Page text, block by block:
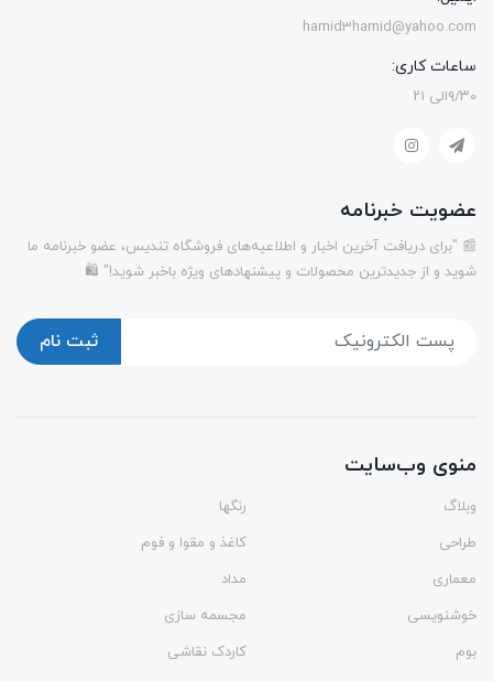
hamid3hamid@yahoo.com
ساعات کاری:
۹/۳۰الی ۲۱
عضویت خبرنامه
📰 "برای دریافت آخرین اخبار و اطلاعیه‌های فروشگاه تندیس، عضو خبرنامه ما
شوید و از جدیدترین محصولات و پیشنهادهای ویژه باخبر شوید!" 🛍️
ثبت نام
منوی وب‌سایت
وبلاگ
رنگها
طراحی
کاغذ و مقوا و فوم
معماری
مداد
خوشنویسی
مجسمه سازی
بوم
کاردک نقاشی